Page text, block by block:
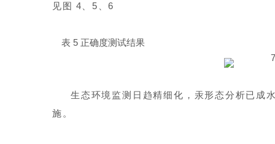
见图 4、5、6
表 5 正确度测试结果
生态环境监测日趋精细化， 汞形态分析已成
施。